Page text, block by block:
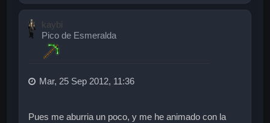
r
kaybi
Pico de Esmeralda
Mar, 25 Sep 2012, 11:36
Pues me aburria un poco, y me he animado con la